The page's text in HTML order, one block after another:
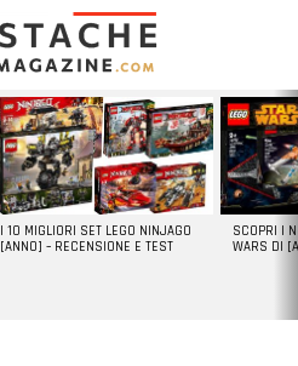
I 10 MIGLIORI SET LEGO NINJAGO
[ANNO] – RECENSIONE E TEST
SCOPRI I
WARS DI